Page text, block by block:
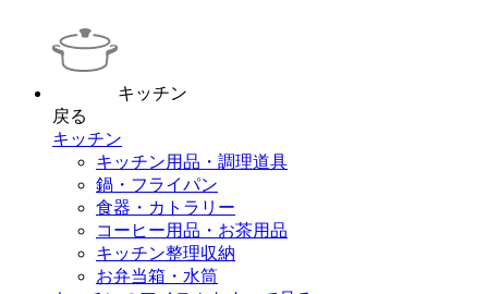
キッチン
戻る
キッチン
キッチン用品・調理道具
鍋・フライパン
食器・カトラリー
コーヒー用品・お茶用品
キッチン整理収納
お弁当箱・水筒